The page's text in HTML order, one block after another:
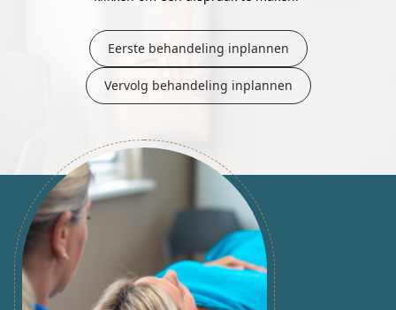
Eerste behandeling inplannen
Vervolg behandeling inplannen